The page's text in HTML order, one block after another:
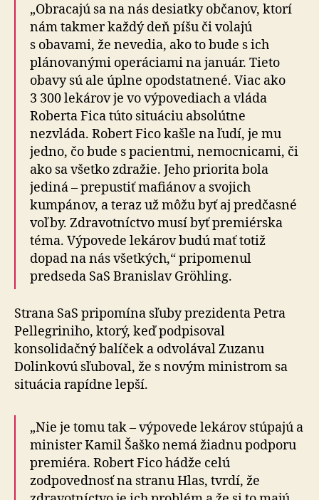
„Obracajú sa na nás desiatky občanov, ktorí
nám takmer každý deň píšu či volajú
s obavami, že nevedia, ako to bude s ich
plánovanými operáciami na január. Tieto
obavy sú ale úplne opodstatnené. Viac ako
3 300 lekárov je vo výpovediach a vláda
Roberta Fica túto situáciu absolútne
nezvláda. Robert Fico kašle na ľudí, je mu
jedno, čo bude s pacientmi, nemocnicami, či
ako sa všetko zdražie. Jeho priorita bola
jediná – prepustiť mafiánov a svojich
kumpánov, a teraz už môžu byť aj predčasné
voľby. Zdravotníctvo musí byť premiérska
téma. Výpovede lekárov budú mať totiž
dopad na nás všetkých,“ pripomenul
predseda SaS Branislav Gröhling.
Strana SaS pripomína sľuby prezidenta Petra
Pellegriniho, ktorý, keď podpisoval
konsolidačný balíček a odvolával Zuzanu
Dolinkovú sľuboval, že s novým ministrom sa
situácia rapídne lepší.
„Nie je tomu tak – výpovede lekárov stúpajú a
minister Kamil Šaško nemá žiadnu podporu
premiéra. Robert Fico hádže celú
zodpovednosť na stranu Hlas, tvrdí, že